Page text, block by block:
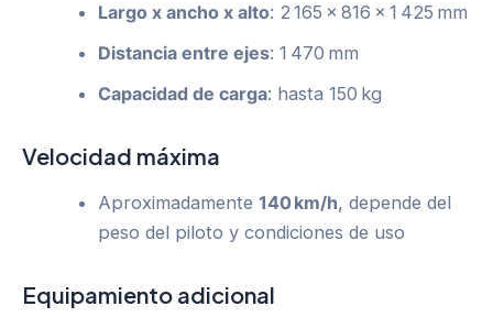
Largo x ancho x alto: 2 165 × 816 × 1 425 mm
Distancia entre ejes: 1 470 mm
Capacidad de carga: hasta 150 kg
Velocidad máxima
Aproximadamente140 km/h, depende del
peso del piloto y condiciones de uso
Equipamiento adicional